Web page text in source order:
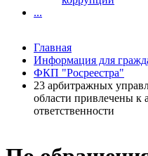
...
Главная
Информация для
ФКП "Росреестра"
23 арбитражных
области привлечены к
ответственности